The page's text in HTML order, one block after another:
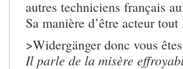
autres techniciens français
Sa manière d’être acteur
>Widergänger donc vous
Il parle de la misère